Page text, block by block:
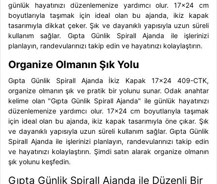
günlük hayatınızı düzenlemenize yardımcı olur. 17x24 cm
boyutlarıyla taşımak için ideal olan bu ajanda, ikiz kapak
tasarımıyla dikkat çeker. Şık ve dayanıklı yapısıyla uzun süreli
kullanım sağlar. Gıpta Günlik Spirall Ajanda ile işlerinizi
planlayın, randevularınızı takip edin ve hayatınızı kolaylaştırın.
Organize Olmanın Şık Yolu
Gıpta Günlik Spirall Ajanda İkiz Kapak 17x24 409-CTK,
organize olmanın şık ve pratik bir yolunu sunar. Odak anahtar
kelime olan "Gıpta Günlik Spirall Ajanda" ile günlük hayatınızı
düzenlemenize yardımcı olur. 17x24 cm boyutlarıyla taşımak
için ideal olan bu ajanda, ikiz kapak tasarımıyla öne çıkar. Şık
ve dayanıklı yapısıyla uzun süreli kullanım sağlar. Gıpta Günlik
Spirall Ajanda ile işlerinizi planlayın, randevularınızı takip edin
ve hayatınızı kolaylaştırın. Şimdi satın alarak organize olmanın
şık yolunu keşfedin.
Gıpta Günlik Spirall Ajanda ile Düzenli Bir